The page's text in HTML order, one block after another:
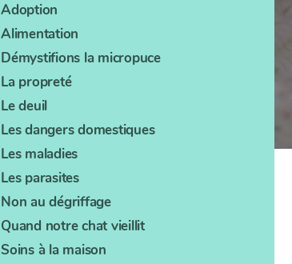
Adoption
Alimentation
Démystifions la micropuce
La propreté
Le deuil
Les dangers domestiques
Les maladies
Les parasites
Non au dégriffage
Quand notre chat vieillit
Soins à la maison